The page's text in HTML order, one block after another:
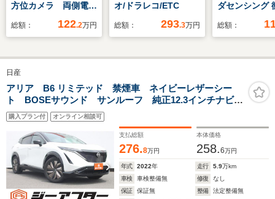
方位カメラ 両側電動
スライド ETC シー
総額： 122.2万円
オ/ドラレコ/ETC
総額： 293.3万円
ダセンシング
避/被害軽減
ビ
総額：
日産
アリア B6 リミテッド 禁煙車 ネイビーレザーシー
ト BOSEサウンド サンルーフ 純正12.3インチナビ
フルセグTV 全周囲カメラ プロパイロット LEDヘッ
ドライト アダプティブクルーズコントロール ETC2.0
購入プラン付 オンライン相談可
支払総額
276.8万円
本体価格
258.6万円
年式 2022年 走行 5.9万km
車検
車検整備無 修復
なし
保証
保証無 整備
法定整備無